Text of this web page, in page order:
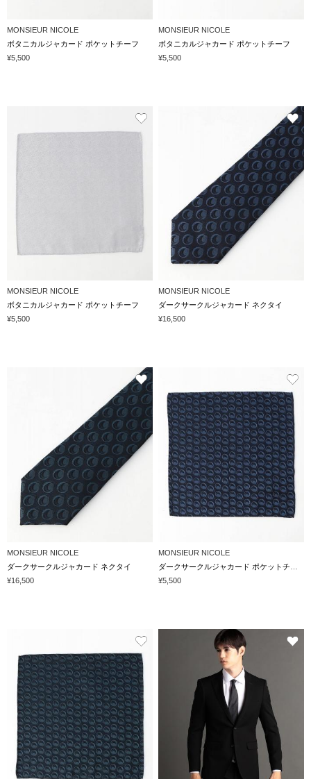
MONSIEUR NICOLE
ボタニカルジャカード ポケットチーフ
¥5,500
MONSIEUR NICOLE
ボタニカルジャカード ポケットチーフ
¥5,500
MONSIEUR NICOLE
ボタニカルジャカード ポケットチーフ
¥5,500
MONSIEUR NICOLE
ダークサークルジャカード ネクタイ
¥16,500
MONSIEUR NICOLE
ダークサークルジャカード ネクタイ
¥16,500
MONSIEUR NICOLE
¥5,500